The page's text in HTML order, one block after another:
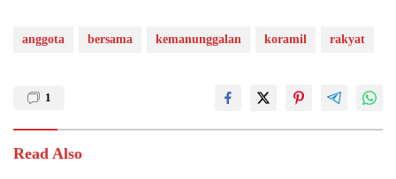
anggota bersama kemanunggalan koramil rakyat
1
Read Also